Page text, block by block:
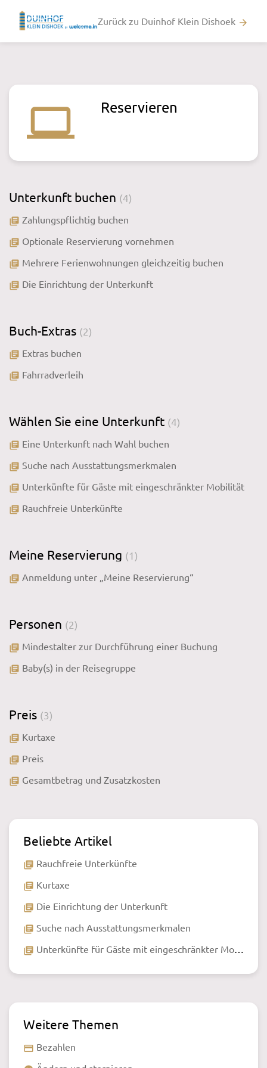
Zurück zu Duinhof Klein Dishoek arrow_forward
laptop Reservieren
Unterkunft buchen (4)
library_books Zahlungspflichtig buchen
library_books Optionale Reservierung vornehmen
library_books Mehrere Ferienwohnungen gleichzeitig buchen
library_books Die Einrichtung der Unterkunft
Buch-Extras (2)
library_books Extras buchen
library_books Fahrradverleih
Wählen Sie eine Unterkunft (4)
library_books Eine Unterkunft nach Wahl buchen
library_books Suche nach Ausstattungsmerkmalen
library_books Unterkünfte für Gäste mit eingeschränkter Mobilität
library_books Rauchfreie Unterkünfte
Meine Reservierung (1)
library_books Anmeldung unter „Meine Reservierung“
Personen (2)
library_books Mindestalter zur Durchführung einer Buchung
library_books Baby(s) in der Reisegruppe
Preis (3)
library_books Kurtaxe
library_books Preis
library_books Gesamtbetrag und Zusatzkosten
Beliebte Artikel
library_books Rauchfreie Unterkünfte
library_books Kurtaxe
library_books Die Einrichtung der Unterkunft
library_books Suche nach Ausstattungsmerkmalen
library_books Unterkünfte für Gäste mit eingeschränkter Mobilität
Weitere Themen
payment Bezahlen